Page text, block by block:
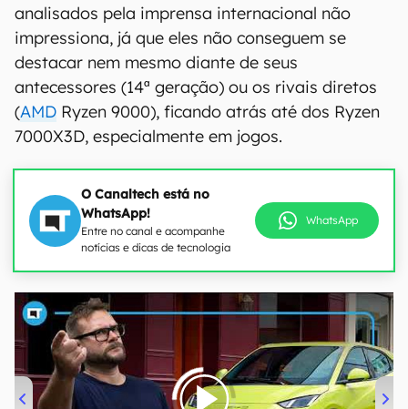
analisados pela imprensa internacional não
impressiona, já que eles não conseguem se
destacar nem mesmo diante de seus
antecessores (14ª geração) ou os rivais diretos
(AMD Ryzen 9000), ficando atrás até dos Ryzen
7000X3D, especialmente em jogos.
O Canaltech está no
WhatsApp!
Entre no canal e acompanhe
notícias e dicas de tecnologia
WhatsApp